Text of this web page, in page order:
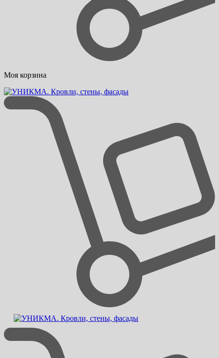
Моя корзина